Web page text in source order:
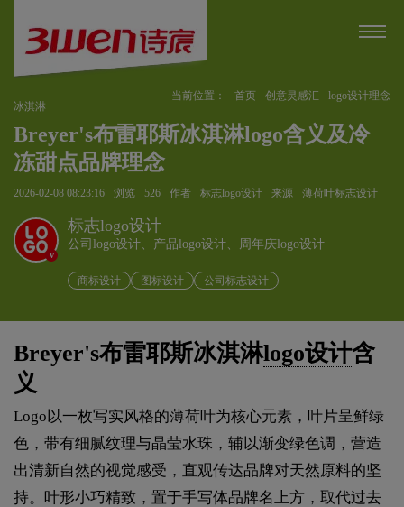
当前位置： 首页 创意灵感汇
logo设计理念
冰淇淋
Breyer's布雷耶斯冰淇淋logo含义及冷
冻甜点品牌理念
2026-02-08 08:23:16 浏览 526 作者 标志logo设计 来源 薄荷叶标志设计
v
标志logo设计
公司logo设计、产品logo设计、周年庆logo设计
商标设计 图标设计 公司标志设计
Breyer's布雷耶斯冰淇淋logo设计含
义
Logo以一枚写实风格的薄荷叶为核心元素，叶片呈鲜绿
色，带有细腻纹理与晶莹水珠，辅以渐变绿色调，营造
出清新自然的视觉感受，直观传达品牌对天然原料的坚
持。叶形小巧精致，置于手写体品牌名上方，取代过去